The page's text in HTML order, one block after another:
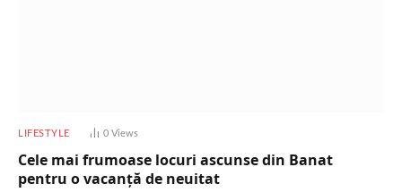
LIFESTYLE 0 Views
Cele mai frumoase locuri ascunse din Banat
pentru o vacanță de neuitat